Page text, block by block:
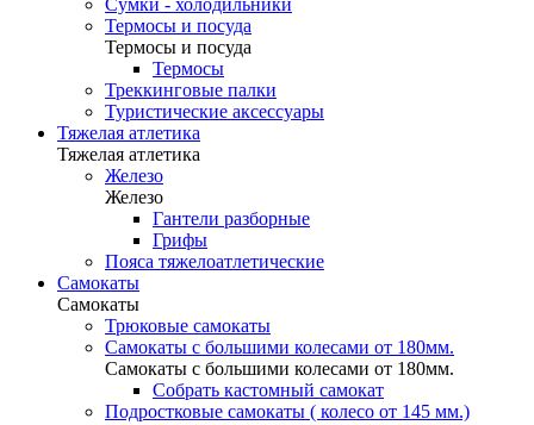
Сумки - холодильники
Термосы и посуда
Термосы и посуда
Термосы
Треккинговые палки
Туристические аксессуары
Тяжелая атлетика
Тяжелая атлетика
Железо
Железо
Гантели разборные
Грифы
Пояса тяжелоатлетические
Самокаты
Самокаты
Трюковые самокаты
Самокаты с большими колесами от 180мм.
Самокаты с большими колесами от 180мм.
Собрать кастомный самокат
Подростковые самокаты ( колесо от 145 мм.)